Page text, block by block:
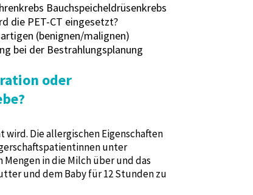
Bauchspeicheldrüsenkrebs
die PET-CT eingesetzt?
(benignen/malignen)
bei der Bestrahlungsplanung
oder
Die allergischen Eigenschaften
unter
in die Milch über und das
und dem Baby für 12 Stunden zu